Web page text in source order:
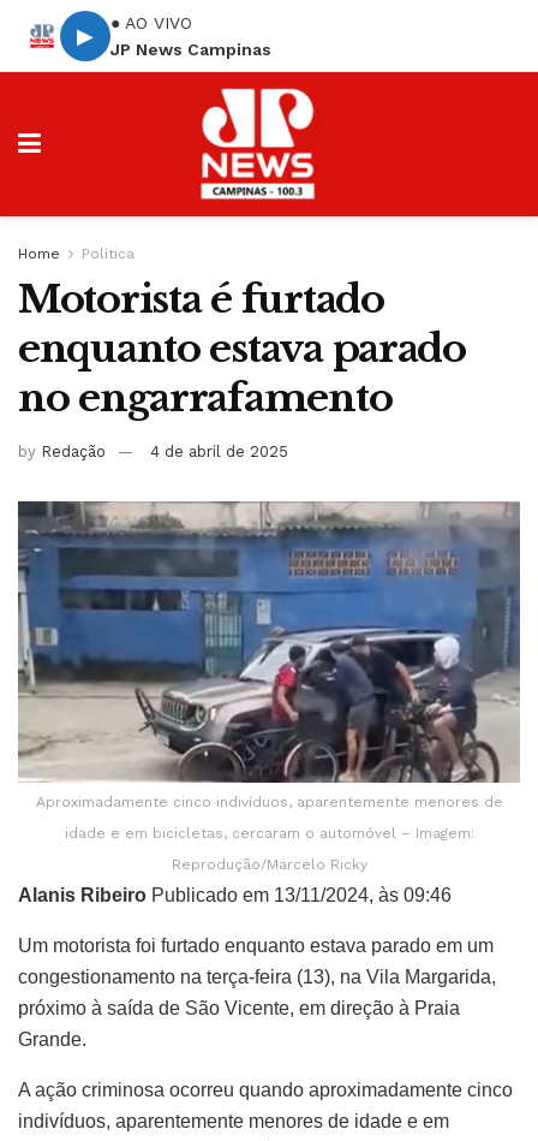
▶
● AO VIVO
JP News Campinas
Home Política
Motorista é furtado
enquanto estava parado
no engarrafamento
by Redação 4 de abril de 2025
Aproximadamente cinco indivíduos, aparentemente menores de
idade e em bicicletas, cercaram o automóvel – Imagem:
Reprodução/Marcelo Ricky
Alanis Ribeiro Publicado em 13/11/2024, às 09:46
Um motorista foi furtado enquanto estava parado em um
congestionamento na terça-feira (13), na Vila Margarida,
próximo à saída de São Vicente, em direção à Praia
Grande.
A ação criminosa ocorreu quando aproximadamente cinco
indivíduos, aparentemente menores de idade e em